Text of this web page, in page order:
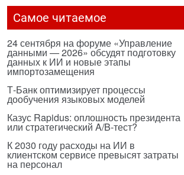
Самое читаемое
24 сентября на форуме «Управление
данными — 2026» обсудят подготовку
данных к ИИ и новые этапы
импортозамещения
Т-Банк оптимизирует процессы
дообучения языковых моделей
Казус Rapidus: оплошность президента
или стратегический A/B-тест?
К 2030 году расходы на ИИ в
клиентском сервисе превысят затраты
на персонал